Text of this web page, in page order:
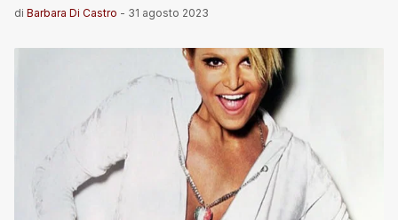
di Barbara Di Castro - 31 agosto 2023